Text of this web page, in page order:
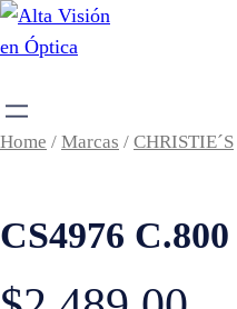
Home / Marcas / CHRISTIE´S
CS4976 C.800